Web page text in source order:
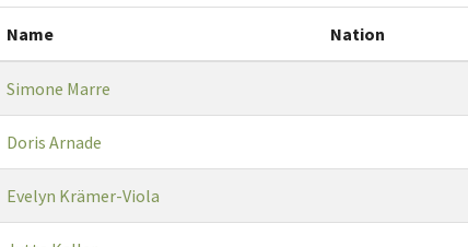
Name Nation
Simone Marre
Doris Arnade
Evelyn Krämer-Viola